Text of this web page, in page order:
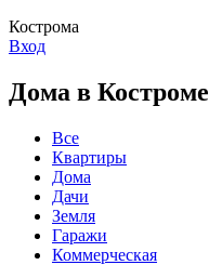
Кострома
Вход
Дома в Костроме
Все
Квартиры
Дома
Дачи
Земля
Гаражи
Коммерческая